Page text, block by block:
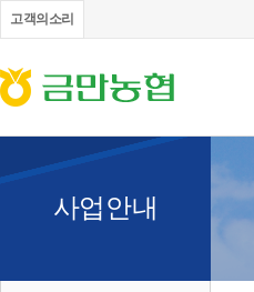
고객의소리
사업안내